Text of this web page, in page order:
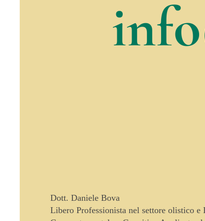
Dott. Daniele Bova
Libero Professionista nel settore olistico